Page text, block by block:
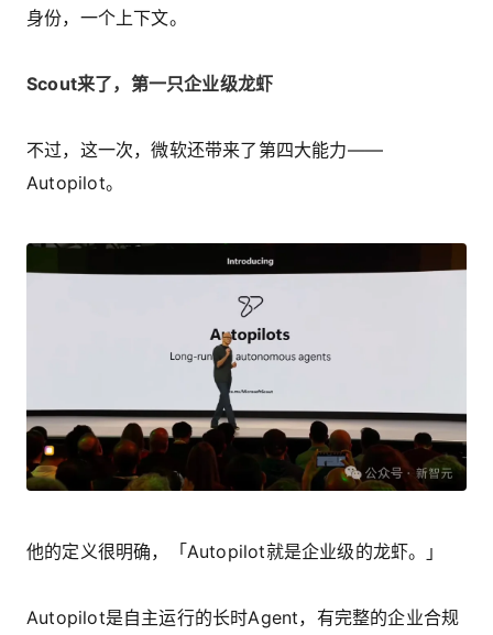
身份，一个上下文。
Scout来了，第一只企业级龙虾
不过，这一次，微软还带来了第四大能力——
Autopilot。
他的定义很明确，「Autopilot就是企业级的龙虾。」
Autopilot是自主运行的长时Agent，有完整的企业合规